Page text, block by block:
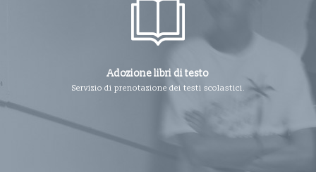
Adozione libri di testo
Servizio di prenotazione dei testi scolastici.